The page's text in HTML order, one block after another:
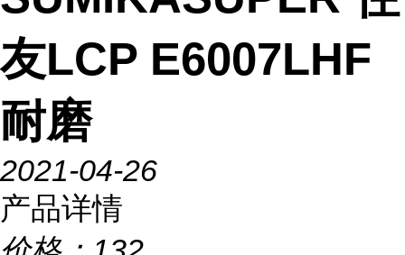
友LCP E6007LHF
耐磨
2021-04-26
产品详情